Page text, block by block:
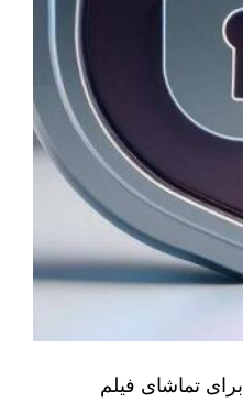
دانلود فیلتر شکن Pul vpn برای تماشای فیلم